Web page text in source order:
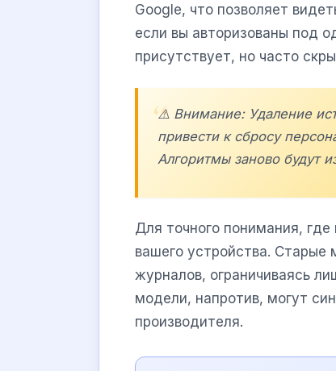
Google, что позволяет
если вы авторизованы под
присутствует, но часто
⚠️ Внимание: Удаление
привести к сбросу
Алгоритмы заново будут
Для точного понимания,
вашего устройства. Старые
журналов, ограничиваясь
модели, напротив, могут
производителя.